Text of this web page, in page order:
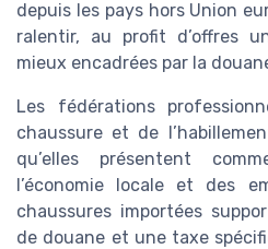
depuis les pays hors Union
ralentir, au profit d’offres
mieux encadrées par la
Les fédérations
chaussure et de
qu’elles présentent
l’économie locale et des
chaussures importées
de douane et une taxe